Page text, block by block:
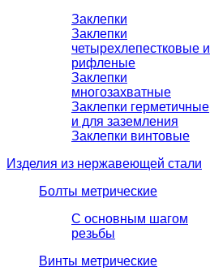
Заклепки
Заклепки
четырехлепестковые и
рифленые
Заклепки
многозахватные
Заклепки герметичные
и для заземления
Заклепки винтовые
Изделия из нержавеющей стали
Болты метрические
С основным шагом
резьбы
Винты метрические